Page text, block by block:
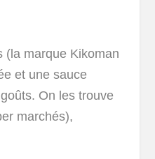
(la marque Kikoman
et une sauce
On les trouve
marchés),